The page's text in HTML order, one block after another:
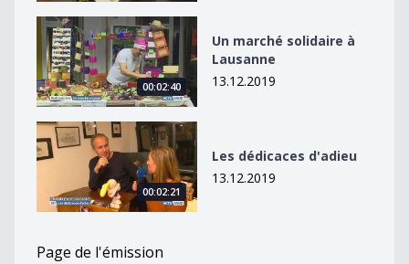
Un marché solidaire à Lausanne
00:02:40
Un marché solidaire à
Lausanne
13.12.2019
Les dédicaces d&#039;adieu
00:02:21
Les dédicaces d'adieu
13.12.2019
Page de l'émission